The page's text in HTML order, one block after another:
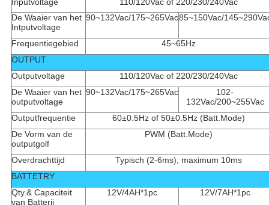
Inputvoltage
110/120Vac of 220/230/240Vac
De Waaier van het
Intputvoltage
90~132Vac/175~265Vac85~150Vac/
Frequentiegebied
45~65Hz
OUTPUT
Outputvoltage
110/120Vac of 220/230/240Vac
De Waaier van het
outputvoltage
90~132Vac/175~265Vac
102-
132Vac/200~255Vac
Outputfrequentie
60±0.5Hz of 50±0.5Hz (Batt.Mode)
De Vorm van de
outputgolf
PWM (Batt.Mode)
Overdrachttijd
Typisch (2-6ms), maximum 10ms
BATTETRY
Qty.& Capaciteit
van Batterij
12V/4AH*1pc 12V/7AH*1pc